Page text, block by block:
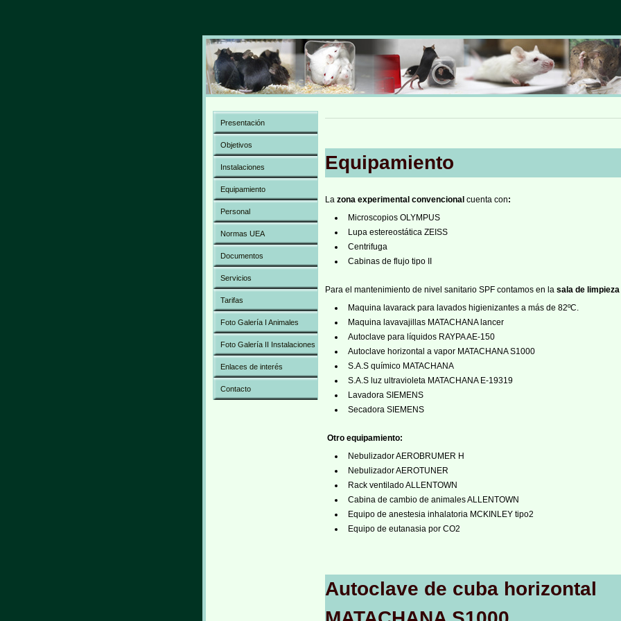
Presentación
Objetivos
Instalaciones
Equipamiento
Personal
Normas UEA
Documentos
Servicios
Tarifas
Foto Galería I Animales
Foto Galería II Instalaciones
Enlaces de interés
Contacto
Equipamiento
La zona experimental convencional cuenta con:
Microscopios OLYMPUS
Lupa estereostática ZEISS
Centrifuga
Cabinas de flujo tipo II
Para el mantenimiento de nivel sanitario SPF contamos en la sala de limpieza
Maquina lavarack para lavados higienizantes a más de 82ºC.
Maquina lavavajillas MATACHANA lancer
Autoclave para líquidos RAYPA AE-150
Autoclave horizontal a vapor MATACHANA S1000
S.A.S químico MATACHANA
S.A.S luz ultravioleta MATACHANA E-19319
Lavadora SIEMENS
Secadora SIEMENS
Otro equipamiento:
Nebulizador AEROBRUMER H
Nebulizador AEROTUNER
Rack ventilado ALLENTOWN
Cabina de cambio de animales ALLENTOWN
Equipo de anestesia inhalatoria MCKINLEY tipo2
Equipo de eutanasia por CO2
Autoclave de cuba horizontal